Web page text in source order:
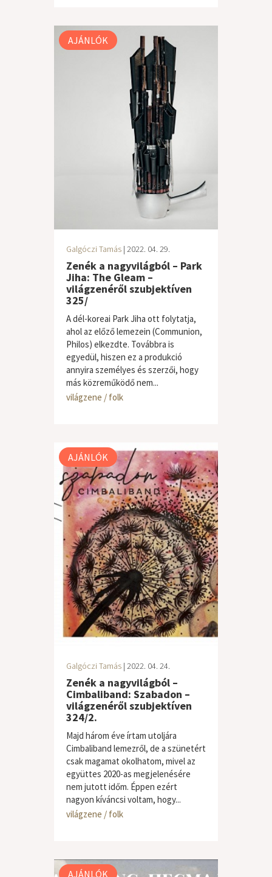
AJÁNLÓK
Galgóczi Tamás | 2022. 04. 29.
Zenék a nagyvilágból – Park
Jiha: The Gleam –
világzenéről szubjektíven
325/
A dél-koreai Park Jiha ott folytatja,
ahol az előző lemezein (Communion,
Philos) elkezdte. Továbbra is
egyedül, hiszen ez a produkció
annyira személyes és szerzői, hogy
más közreműködő nem...
világzene / folk
AJÁNLÓK
Galgóczi Tamás | 2022. 04. 24.
Zenék a nagyvilágból –
Cimbaliband: Szabadon –
világzenéről szubjektíven
324/2.
Majd három éve írtam utoljára
Cimbaliband lemezről, de a szünetért
csak magamat okolhatom, mivel az
együttes 2020-as megjelenésére
nem jutott időm. Éppen ezért
nagyon kíváncsi voltam, hogy...
világzene / folk
AJÁNLÓK